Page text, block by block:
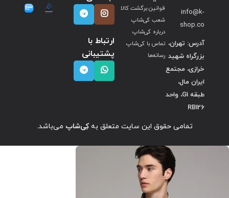
info@k-
shop.co
آدرس: تهران،
بزرگراه شهید
خرازی، مجتمع
ایران مال،
طبقه G1، واحد
RB126
قوانین برگشت کالا
شعب کی‌شاپ
درباره کی‌شاپ
تماس با کی‌شاپ
رسانه‌ها
ارتباط با
پشتیبانی
تمامی حقوق این سایت متعلق بهکِی‌شاپ می‌باشد.